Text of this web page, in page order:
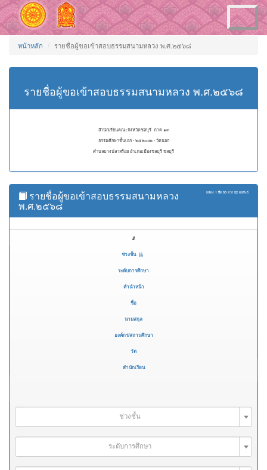
Toggle
navigation
หน้าหลัก รายชื่อผู้ขอเข้าสอบธรรมสนามหลวง พ.ศ.๒๕๖๘
รายชื่อผู้ขอเข้าสอบธรรมสนามหลวง พ.ศ.๒๕๖๘
สำนักเรียนคณะจังหวัดชลบุรี ภาค ๑๓
ธรรมศึกษาชั้นเอก - ๒๕๒๐๐๒ - วัดนอก
ตำบลบางปลาสร้อย อำเภอเมืองชลบุรี ชลบุรี
แสดง 1 ถึง 50 จาก 52 ผลลัพธ์
รายชื่อผู้ขอเข้าสอบธรรมสนามหลวง
พ.ศ.๒๕๖๘
#
ช่วงชั้น
ระดับการศึกษา
คำนำหน้า
ชื่อ
นามสกุล
องค์กร/สถานศึกษา
วัด
สำนักเรียน
ช่วงชั้น
ระดับการศึกษา